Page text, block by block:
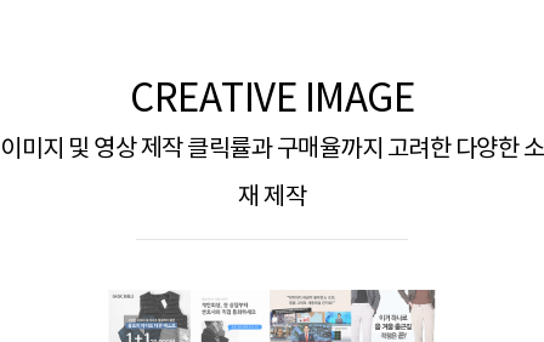
CREATIVE IMAGE
이미지 및 영상 제작 클릭률과 구매율까지 고려한 다양한 소
재 제작